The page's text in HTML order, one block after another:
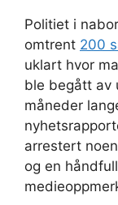
Politiet i
omtrent 200
uklart hvor
ble begått av
måneder
arrestert
og en